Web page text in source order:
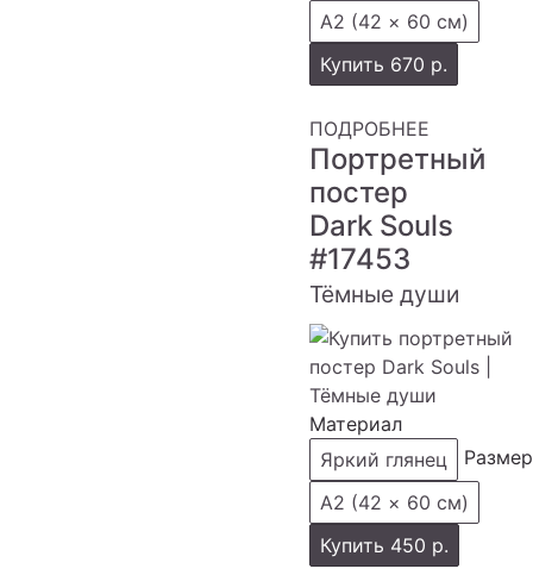
А2 (42 × 60 см)
Купить 670 р.
ПОДРОБНЕЕ
Портретный
постер
Dark Souls
#17453
Тёмные души
Материал
Яркий глянец
Размер
А2 (42 × 60 см)
Купить 450 р.